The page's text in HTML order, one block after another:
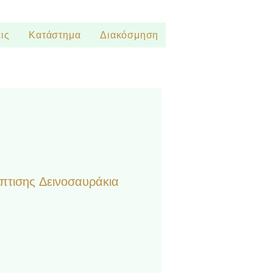
Κατάστημα Διακόσμηση
Δεινοσαυράκια